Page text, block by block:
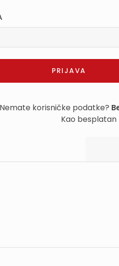
Nemate korisničke podatke?
Kao